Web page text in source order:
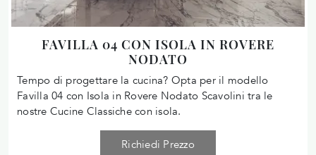
FAVILLA 04 CON ISOLA IN ROVERE
NODATO
Tempo di progettare la cucina? Opta per il modello
Favilla 04 con Isola in Rovere Nodato Scavolini tra le
nostre Cucine Classiche con isola.
Richiedi Prezzo